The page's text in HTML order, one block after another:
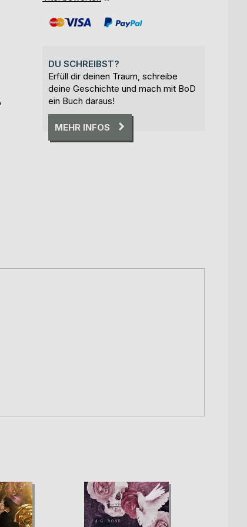
DU SCHREIBST?
Erfüll dir deinen Traum, schreibe
deine Geschichte und mach mit BoD
ein Buch daraus!
MEHR INFOS